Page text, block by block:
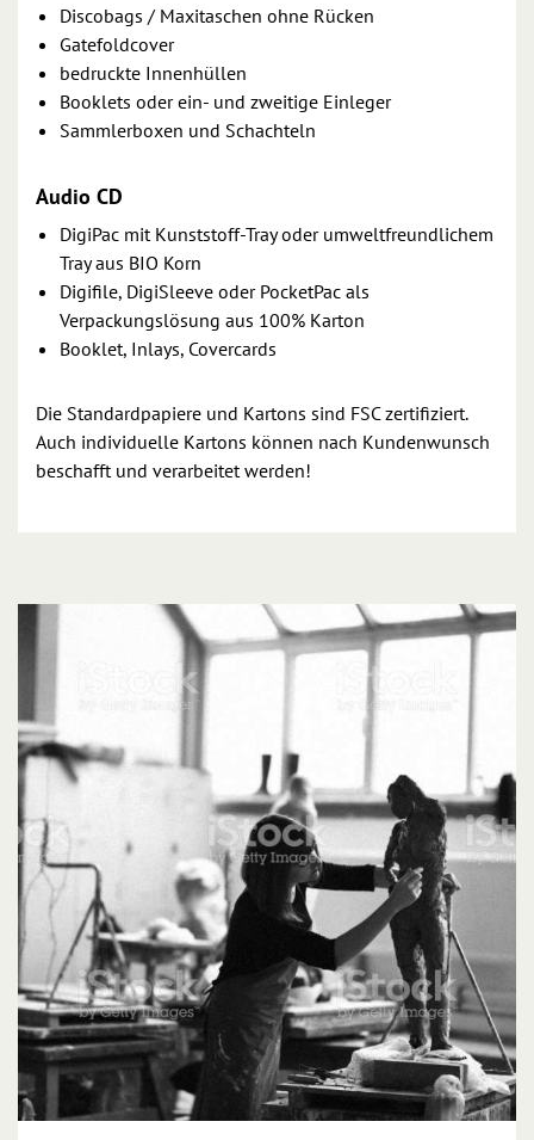
Discobags / Maxitaschen ohne Rücken
Gatefoldcover
bedruckte Innenhüllen
Booklets oder ein- und zweitige Einleger
Sammlerboxen und Schachteln
Audio CD
DigiPac mit Kunststoff-Tray oder umweltfreundlichem
Tray aus BIO Korn
Digifile, DigiSleeve oder PocketPac als
Verpackungslösung aus 100% Karton
Booklet, Inlays, Covercards
Die Standardpapiere und Kartons sind FSC zertifiziert.
Auch individuelle Kartons können nach Kundenwunsch
beschafft und verarbeitet werden!